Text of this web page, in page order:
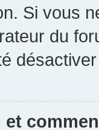
Si vous
du
et